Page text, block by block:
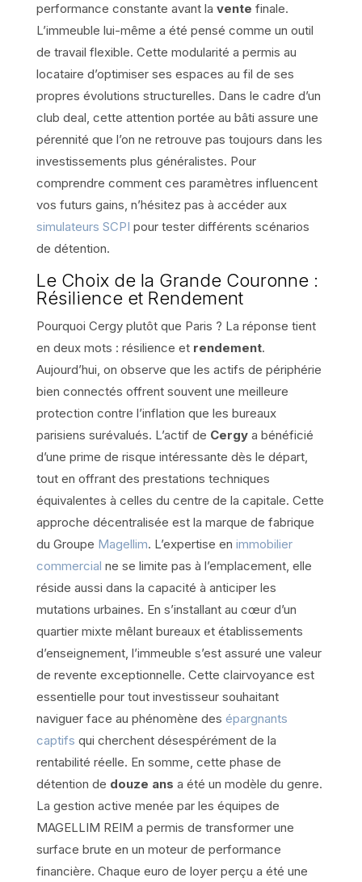
performance constante avant la vente finale.
L’immeuble lui-même a été pensé comme un outil
de travail flexible. Cette modularité a permis au
locataire d’optimiser ses espaces au fil de ses
propres évolutions structurelles. Dans le cadre d’un
club deal, cette attention portée au bâti assure une
pérennité que l’on ne retrouve pas toujours dans les
investissements plus généralistes. Pour
comprendre comment ces paramètres influencent
vos futurs gains, n’hésitez pas à accéder aux
simulateurs SCPI pour tester différents scénarios
de détention.
Le Choix de la Grande Couronne :
Résilience et Rendement
Pourquoi Cergy plutôt que Paris ? La réponse tient
en deux mots : résilience et rendement.
Aujourd’hui, on observe que les actifs de périphérie
bien connectés offrent souvent une meilleure
protection contre l’inflation que les bureaux
parisiens surévalués. L’actif de Cergya bénéficié
d’une prime de risque intéressante dès le départ,
tout en offrant des prestations techniques
équivalentes à celles du centre de la capitale. Cette
approche décentralisée est la marque de fabrique
du Groupe Magellim. L’expertise en immobilier
commercial ne se limite pas à l’emplacement, elle
réside aussi dans la capacité à anticiper les
mutations urbaines. En s’installant au cœur d’un
quartier mixte mêlant bureaux et établissements
d’enseignement, l’immeuble s’est assuré une valeur
de revente exceptionnelle. Cette clairvoyance est
essentielle pour tout investisseur souhaitant
naviguer face au phénomène des épargnants
captifs qui cherchent désespérément de la
rentabilité réelle. En somme, cette phase de
détention de douze ans a été un modèle du genre.
La gestion active menée par les équipes de
MAGELLIM REIM a permis de transformer une
surface brute en un moteur de performance
financière. Chaque euro de loyer perçu a été une